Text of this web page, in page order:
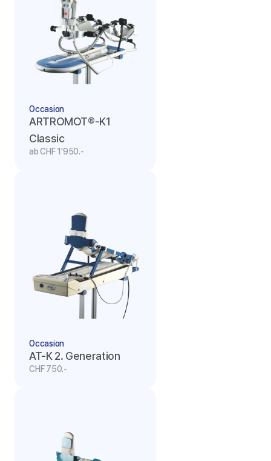
Occasion
ARTROMOT®-K1
Classic
ab CHF 1'950.-
Occasion
AT-K 2. Generation
CHF 750.-